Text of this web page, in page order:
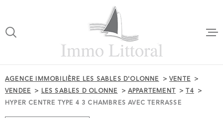
lamenu
contenu
NOTRE
AGENCE IMMOBILIÈRE LES SABLES D'OLONNE
VENTE
VENDEE
LES SABLES D OLONNE APPARTEMENT
T4
HYPER CENTRE TYPE 4 3 CHAMBRES AVEC TERRASSE
VOTRE
RECHERCHE
TYPE
D'OFFRE